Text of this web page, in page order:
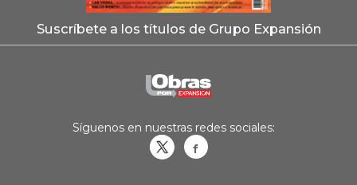
Suscríbete a los títulos de Grupo Expansión
Síguenos en nuestras redes sociales: